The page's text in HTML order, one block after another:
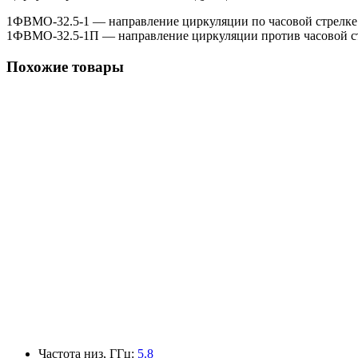
1ФВМO-32.5-1 — направление циркуляции по часовой стрелке
1ФВМO-32.5-1П — направление циркуляции против часовой
Похожие товары
Частота низ, ГГц: 5.8